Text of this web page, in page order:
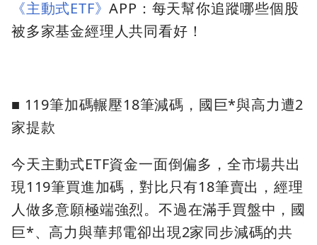
《主動式ETF》APP：每天幫你追蹤哪些個股
被多家基金經理人共同看好！
■ 119筆加碼輾壓18筆減碼，國巨*與高力遭2
家提款
今天主動式ETF資金一面倒偏多，全市場共出
現119筆買進加碼，對比只有18筆賣出，經理
人做多意願極端強烈。不過在滿手買盤中，國
巨*、高力與華邦電卻出現2家同步減碼的共